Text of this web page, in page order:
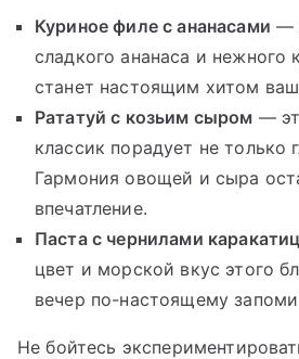
Куриное филе с ананасами —
сладкого ананаса и нежного
станет настоящим хитом
Рататуй с козьим сыром —
классик порадует не только
Гармония овощей и сыра
впечатление.
Паста с чернилами
цвет и морской вкус этого
вечер по-настоящему
Не бойтесь